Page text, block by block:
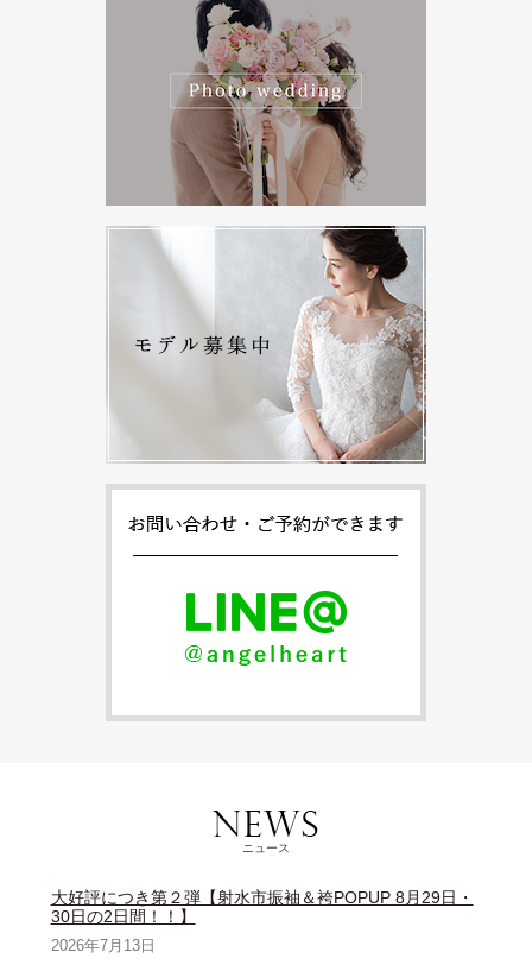
ニュース
大好評につき第２弾【射水市振袖＆袴POPUP 8月29日・
30日の2日間！！】
2026年7月13日